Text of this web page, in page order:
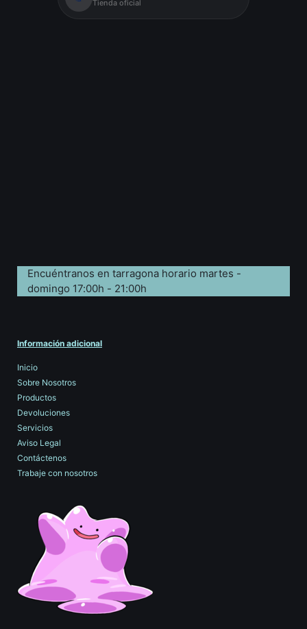
Tienda oficial
Encuéntranos en tarragona horario martes -
domingo 17:00h - 21:00h
Información adicional
Inicio
Sobre Nosotros
Productos
Devoluciones
Servicios
Aviso Legal
Contáctenos
Trabaje con nosotros